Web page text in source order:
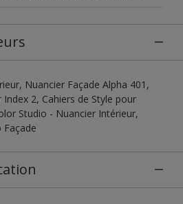
Nuancier Façade Alpha 401,
2, Cahiers de Style pour
Studio - Nuancier Intérieur,